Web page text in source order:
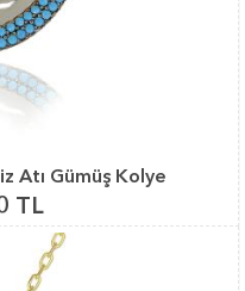
Atı Gümüş Kolye
TL